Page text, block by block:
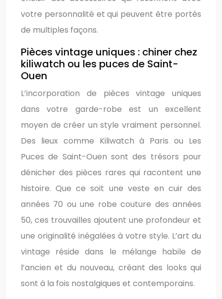
votre personnalité et qui peuvent être portés
de multiples façons.
Pièces vintage uniques : chiner chez
kiliwatch ou les puces de Saint-
Ouen
L’incorporation de pièces vintage uniques
dans votre garde-robe est un excellent
moyen de créer un style vraiment personnel.
Des lieux comme Kiliwatch à Paris ou Les
Puces de Saint-Ouen sont des trésors pour
dénicher des pièces rares qui racontent une
histoire. Que ce soit une veste en cuir des
années 70 ou une robe couture des années
50, ces trouvailles ajoutent une profondeur et
une originalité inégalées à votre style. L’art du
vintage réside dans le mélange habile de
l’ancien et du nouveau, créant des looks qui
sont à la fois nostalgiques et contemporains.